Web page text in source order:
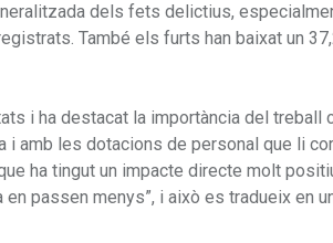
dels fets delictius,
També els furts han baixat un
i ha destacat la importància del treball
amb les dotacions de personal que li
ha tingut un impacte directe molt
passen menys”, i això es tradueix en